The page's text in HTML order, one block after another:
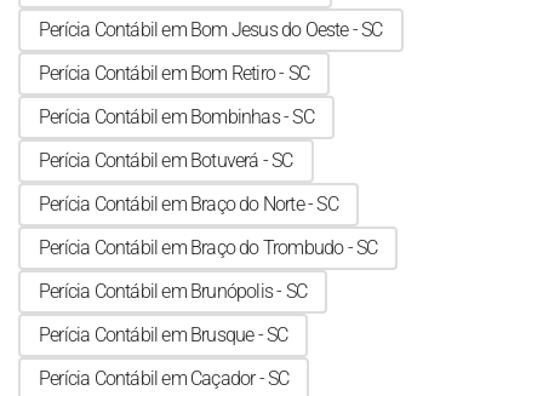
Perícia Contábil em Bom Jesus do Oeste - SC
Perícia Contábil em Bom Retiro - SC
Perícia Contábil em Bombinhas - SC
Perícia Contábil em Botuverá - SC
Perícia Contábil em Braço do Norte - SC
Perícia Contábil em Braço do Trombudo - SC
Perícia Contábil em Brunópolis - SC
Perícia Contábil em Brusque - SC
Perícia Contábil em Caçador - SC